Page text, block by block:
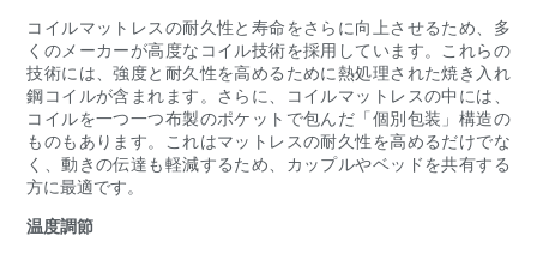
コイルマットレスの耐久性と寿命をさらに向上させるため、多
くのメーカーが高度なコイル技術を採用しています。これらの
技術には、強度と耐久性を高めるために熱処理された焼き入れ
鋼コイルが含まれます。さらに、コイルマットレスの中には、
コイルを一つ一つ布製のポケットで包んだ「個別包装」構造の
ものもあります。これはマットレスの耐久性を高めるだけでな
く、動きの伝達も軽減するため、カップルやベッドを共有する
方に最適です。
温度調節